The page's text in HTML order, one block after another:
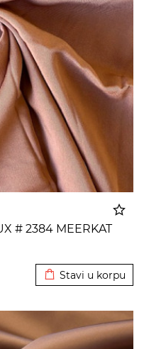
# 2384 MEERKAT
Stavi u korpu